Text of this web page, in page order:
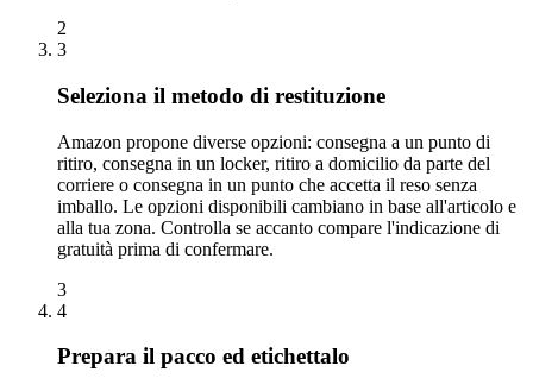
2
3
Seleziona il metodo di restituzione
Amazon propone diverse opzioni: consegna a un punto di
ritiro, consegna in un locker, ritiro a domicilio da parte del
corriere o consegna in un punto che accetta il reso senza
imballo. Le opzioni disponibili cambiano in base all'articolo e
alla tua zona. Controlla se accanto compare l'indicazione di
gratuità prima di confermare.
3
4
Prepara il pacco ed etichettalo